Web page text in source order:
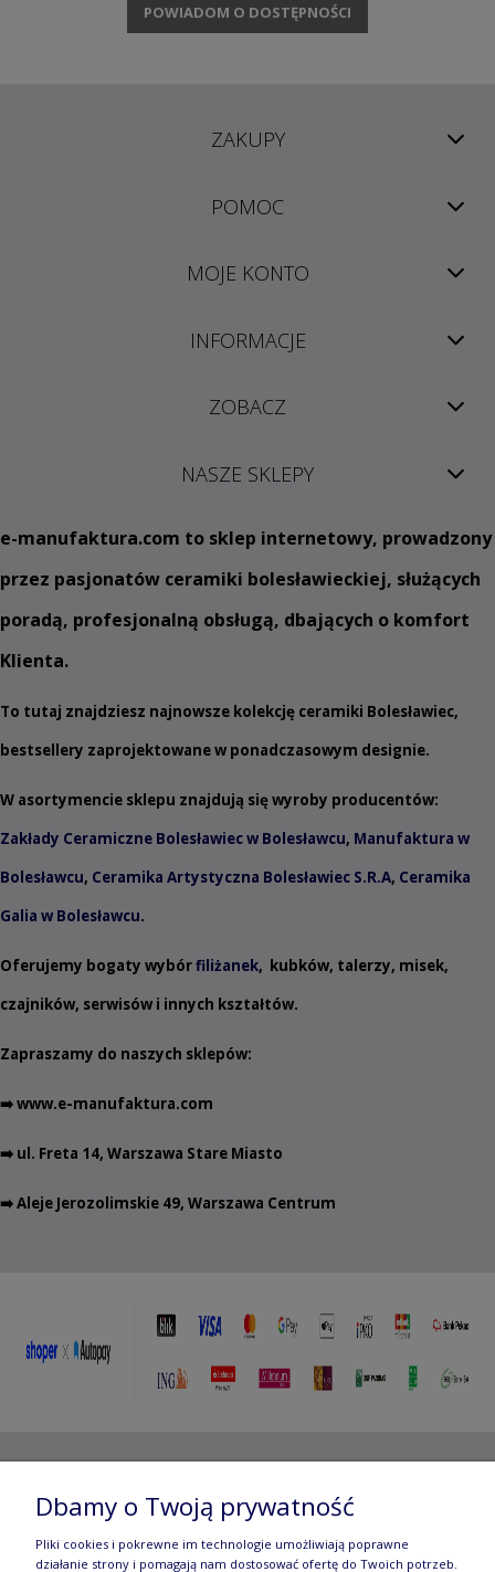
POWIADOM O DOSTĘPNOŚCI
ZAKUPY
POMOC
MOJE KONTO
INFORMACJE
ZOBACZ
NASZE SKLEPY
e-manufaktura.com to sklep internetowy, prowadzony
przez pasjonatów ceramiki bolesławieckiej, służących
poradą, profesjonalną obsługą, dbających o komfort
Klienta.
To tutaj znajdziesz najnowsze kolekcję ceramiki Bolesławiec,
bestsellery zaprojektowane w ponadczasowym designie.
W asortymencie sklepu znajdują się wyroby producentów:
Zakłady Ceramiczne Bolesławiec w Bolesławcu, Manufaktura w
Bolesławcu, Ceramika Artystyczna Bolesławiec S.R.A, Ceramika
Galia w Bolesławcu.
Oferujemy bogaty wybórfiliżanek, kubków, talerzy, misek,
czajników, serwisów i innych kształtów.
Zapraszamy do naszych sklepów:
➡️www.e-manufaktura.com
➡️ ul. Freta 14, Warszawa Stare Miasto
➡️ Aleje Jerozolimskie 49, Warszawa Centrum
Jerozolimskie 49, 00-696 Warszawa | e-mail:
manufaktura.com|
Dbamy o Twoją prywatność
Pliki cookies i pokrewne im technologie umożliwiają poprawne
działanie strony i pomagają nam dostosować ofertę do Twoich potrzeb.